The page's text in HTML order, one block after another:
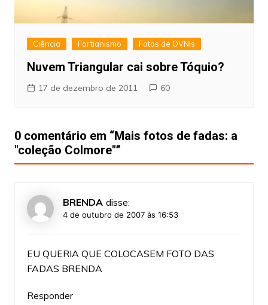
Ciência Fortianismo Fotos de OVNIs
Nuvem Triangular cai sobre Tóquio?
17 de dezembro de 2011 60
0 comentário em “Mais fotos de fadas: a
"coleção Colmore"”
BRENDA disse:
4 de outubro de 2007 às 16:53
EU QUERIA QUE COLOCASEM FOTO DAS
FADAS BRENDA
Responder